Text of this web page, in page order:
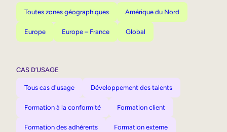
Toutes zones géographiques Amérique du Nord
Europe Europe – France Global
CAS D’USAGE
Tous cas d'usage Développement des talents
Formation à la conformité Formation client
Formation des adhérents Formation externe